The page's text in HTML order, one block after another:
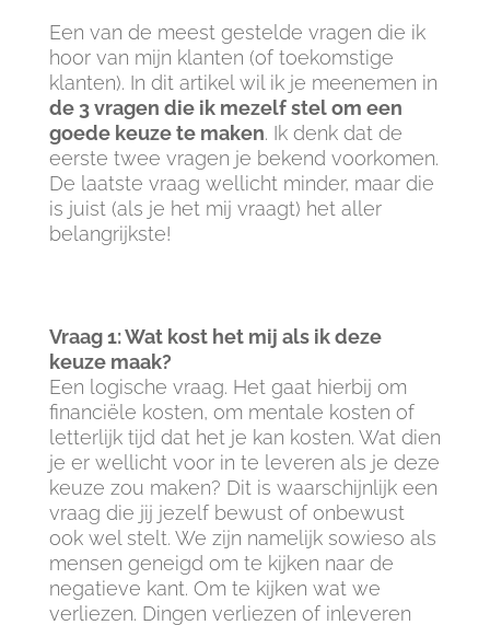
Een van de meest gestelde vragen die ik
hoor van mijn klanten (of toekomstige
klanten). In dit artikel wil ik je meenemen in
de 3 vragen die ik mezelf stel om een
goede keuze te maken. Ik denk dat de
eerste twee vragen je bekend voorkomen.
De laatste vraag wellicht minder, maar die
is juist (als je het mij vraagt) het aller
belangrijkste!
Vraag 1: Wat kost het mij als ik deze
keuze maak?
Een logische vraag. Het gaat hierbij om
financiële kosten, om mentale kosten of
letterlijk tijd dat het je kan kosten. Wat dien
je er wellicht voor in te leveren als je deze
keuze zou maken? Dit is waarschijnlijk een
vraag die jij jezelf bewust of onbewust
ook wel stelt. We zijn namelijk sowieso als
mensen geneigd om te kijken naar de
negatieve kant. Om te kijken wat we
verliezen. Dingen verliezen of inleveren